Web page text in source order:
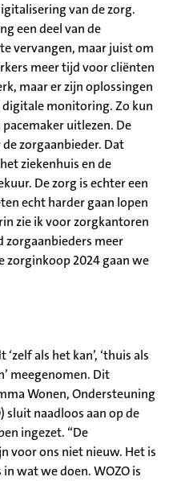
van de zorg.
een deel van de
vervangen, maar juist om
meer tijd voor cliënten
maar er zijn oplossingen
monitoring. Zo kun
uitlezen. De
zorgaanbieder. Dat
ziekenhuis en de
De zorg is echter een
echt harder gaan lopen
zie ik voor zorgkantoren
zorgaanbieders meer
zorginkoop 2024 gaan we
als het kan’, ‘thuis als
meegenomen. Dit
Wonen, Ondersteuning
sluit naadloos aan op de
ingezet. “De
voor ons niet nieuw. Het is
wat we doen. WOZO is